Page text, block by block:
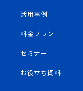
活用事例
料金プラン
セミナー
お役立ち資料